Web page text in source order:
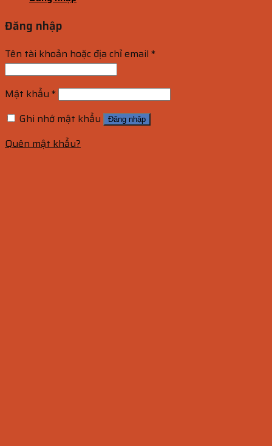
Đăng nhập
Tên tài khoản hoặc địa chỉ email *
Mật khẩu *
Ghi nhớ mật khẩu
Đăng nhập
Quên mật khẩu?